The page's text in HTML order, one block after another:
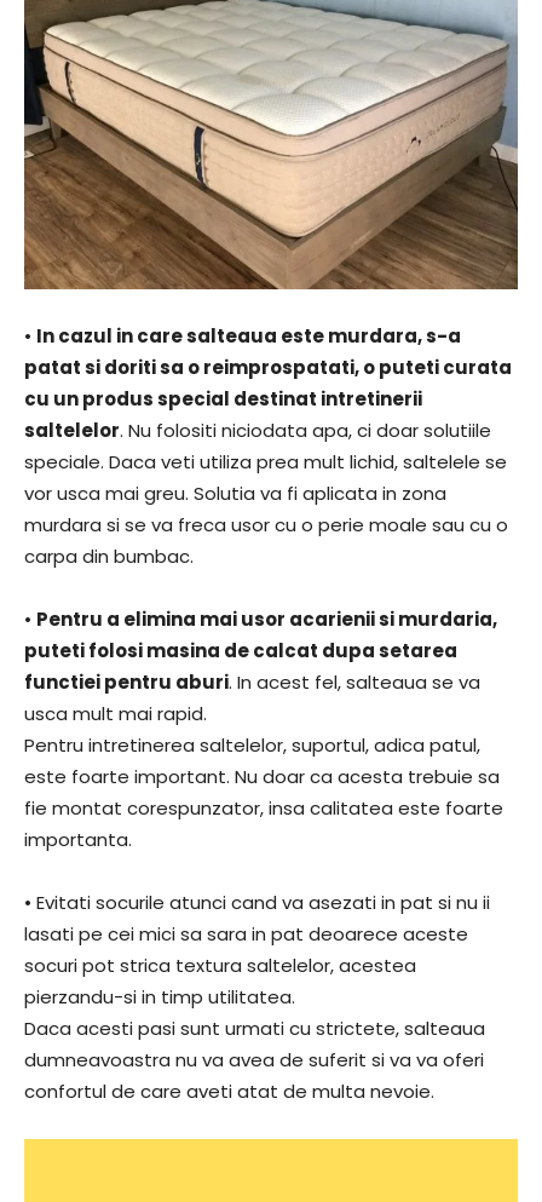
• In cazul in care salteaua este murdara, s-a
patat si doriti sa o reimprospatati, o puteti curata
cu un produs special destinat intretinerii
saltelelor. Nu folositi niciodata apa, ci doar solutiile
speciale. Daca veti utiliza prea mult lichid, saltelele se
vor usca mai greu. Solutia va fi aplicata in zona
murdara si se va freca usor cu o perie moale sau cu o
carpa din bumbac.
• Pentru a elimina mai usor acarienii si murdaria,
puteti folosi masina de calcat dupa setarea
functiei pentru aburi. In acest fel, salteaua se va
usca mult mai rapid.
Pentru intretinerea saltelelor, suportul, adica patul,
este foarte important. Nu doar ca acesta trebuie sa
fie montat corespunzator, insa calitatea este foarte
importanta.
• Evitati socurile atunci cand va asezati in pat si nu ii
lasati pe cei mici sa sara in pat deoarece aceste
socuri pot strica textura saltelelor, acestea
pierzandu-si in timp utilitatea.
Daca acesti pasi sunt urmati cu strictete, salteaua
dumneavoastra nu va avea de suferit si va va oferi
confortul de care aveti atat de multa nevoie.